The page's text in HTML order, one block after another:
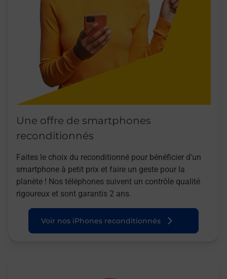
Une offre de smartphones
reconditionnés
Faites le choix du reconditionné pour bénéficier d’un
smartphone à petit prix et faire un geste pour la
planète ! Nos téléphones suivent un contrôle qualité
rigoureux et sont garantis 2 ans.
Voir nos iPhones reconditionnés